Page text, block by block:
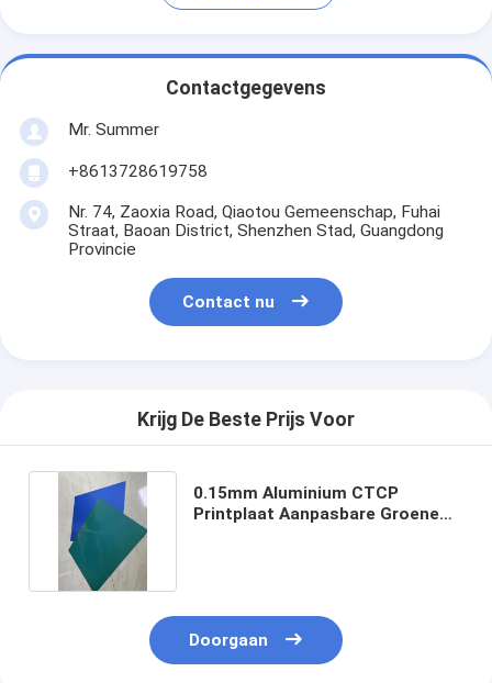
Contactgegevens
Mr. Summer
+8613728619758
Nr. 74, Zaoxia Road, Qiaotou Gemeenschap, Fuhai
Straat, Baoan District, Shenzhen Stad, Guangdong
Provincie
Contact nu
Krijg De Beste Prijs Voor
0.15mm Aluminium CTCP
Printplaat Aanpasbare Groene
Doorgaan